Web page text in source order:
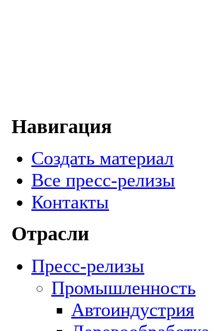
Навигация
Создать материал
Все пресс-релизы
Контакты
Отрасли
Пресс-релизы
Промышленность
Автоиндустрия